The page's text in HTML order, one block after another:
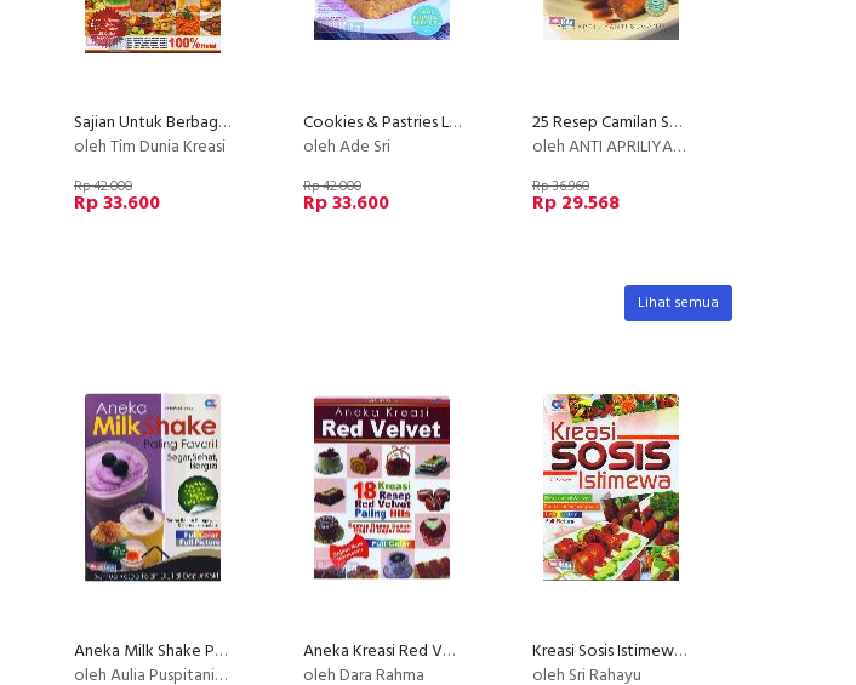
Sajian Untuk Berbagai Momen Istimewa (Full Color)
oleh Tim Dunia Kreasi
Rp 42.000
Rp 33.600
Cookies & Pastries Lezat dan Sehat
oleh Ade Sri
Rp 42.000
Rp 33.600
25 Resep Camilan Spesial Favorit (Full Color)
oleh ANTI APRILIYANTI SUGANTI
Rp 36.960
Rp 29.568
Lihat semua
Aneka Milk Shake Paling Favorit Segar, Sehat, Bergizi (Full Color)
oleh Aulia Puspitaningayu
Aneka Kreasi Red Velvet : 18 Kreasi Resep Red Velvet Paling Hits (Full Color) (2012)
oleh Dara Rahma
Kreasi Sosis Istimewa (Full Color+Full Picture)
oleh Sri Rahayu